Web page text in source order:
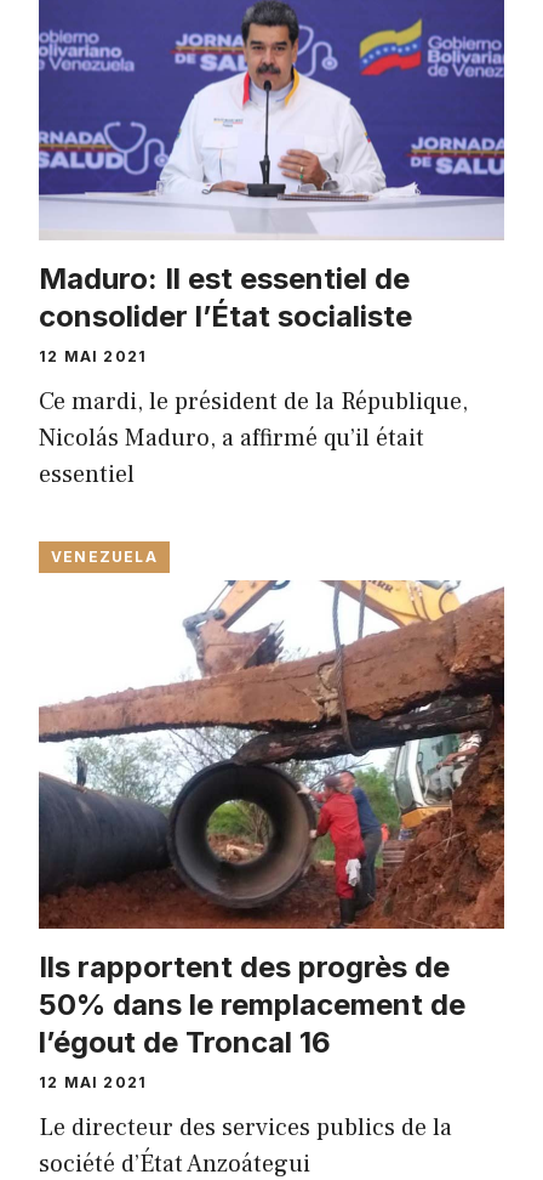
Maduro: Il est essentiel de
consolider l’État socialiste
12 MAI 2021
Ce mardi, le président de la République,
Nicolás Maduro, a affirmé qu’il était
essentiel
VENEZUELA
Ils rapportent des progrès de
50% dans le remplacement de
l’égout de Troncal 16
12 MAI 2021
Le directeur des services publics de la
société d’État Anzoátegui